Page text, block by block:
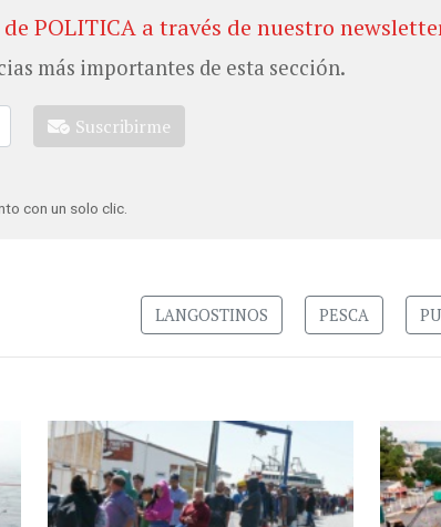
POLITICA a través de nuestro
más importantes de esta sección.
Suscribirme
con un solo clic.
LANGOSTINOS PESCA